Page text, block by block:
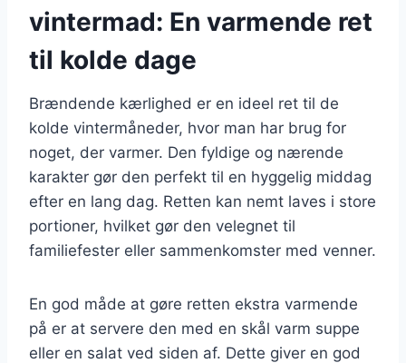
vintermad: En varmende ret
til kolde dage
Brændende kærlighed er en ideel ret til de
kolde vintermåneder, hvor man har brug for
noget, der varmer. Den fyldige og nærende
karakter gør den perfekt til en hyggelig middag
efter en lang dag. Retten kan nemt laves i store
portioner, hvilket gør den velegnet til
familiefester eller sammenkomster med venner.
En god måde at gøre retten ekstra varmende
på er at servere den med en skål varm suppe
eller en salat ved siden af. Dette giver en god